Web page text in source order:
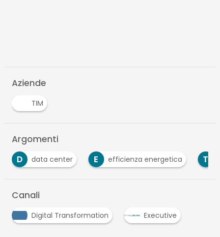
Aziende
TIM
Argomenti
data center E efficienza energetica T Tim
Canali
Digital Transformation Executive